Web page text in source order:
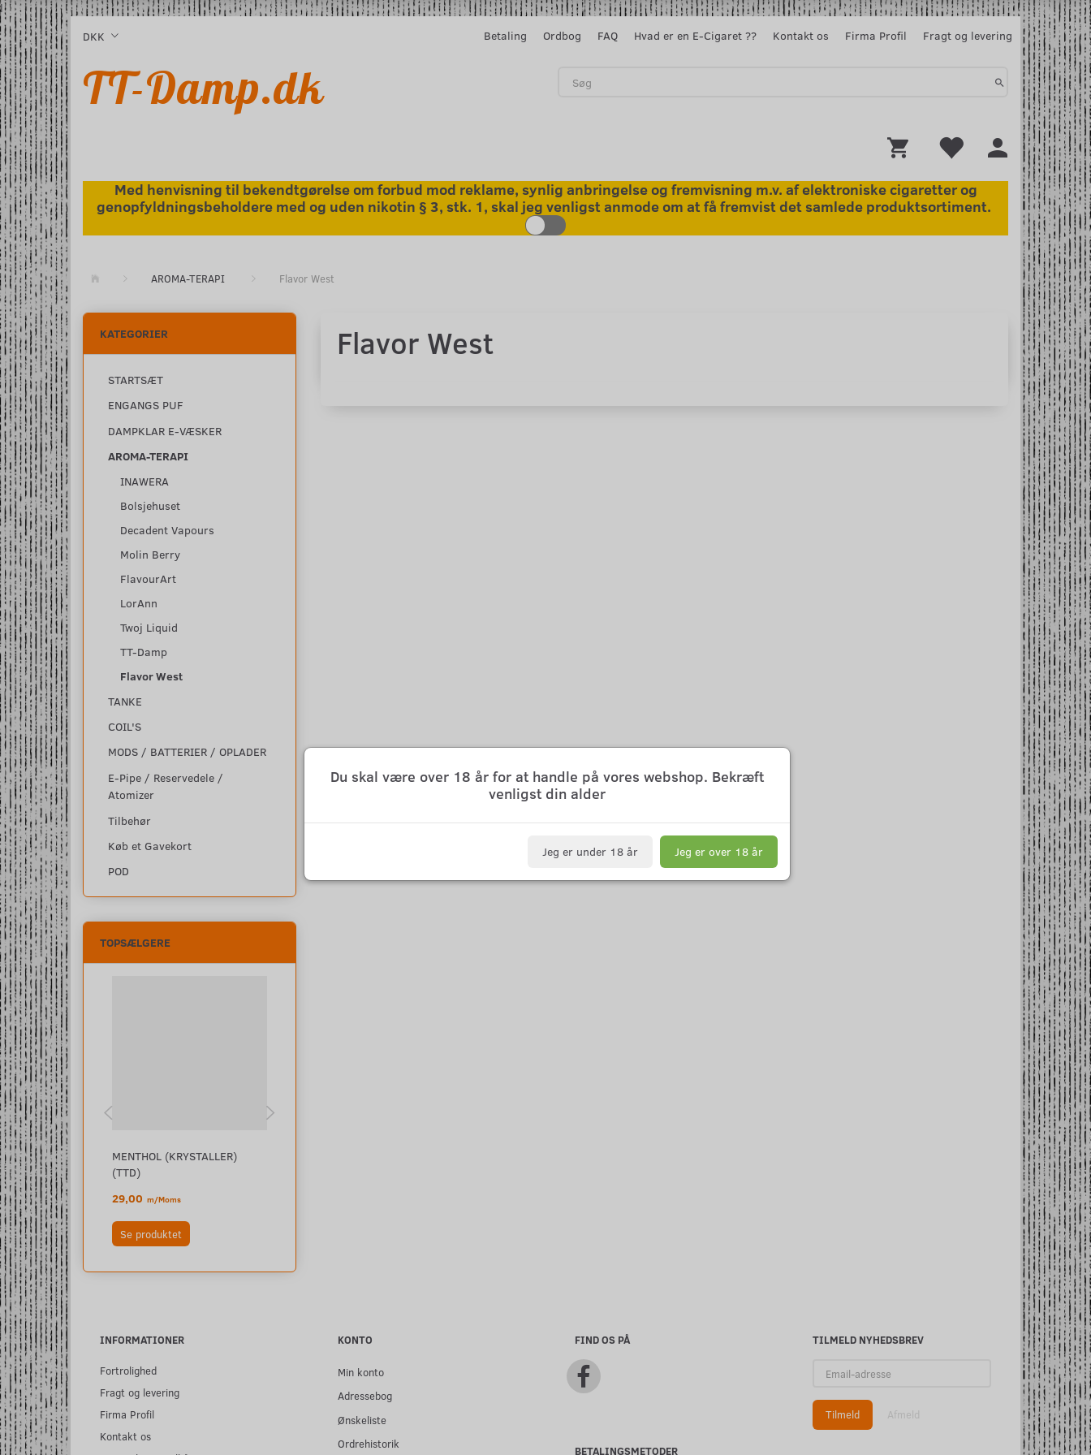
l
DKK
Fragt og levering
Firma Profil
Kontakt os
Hvad er en E-Cigaret ??
FAQ
Ordbog
Betaling
TT-Damp.dk
Med henvisning til bekendtgørelse om forbud mod reklame, synlig anbringelse og fremvisning m.v. af elektroniske cigaretter og
genopfyldningsbeholdere med og uden nikotin § 3, stk. 1, skal jeg venligst anmode om at få fremvist det samlede produktsortiment.
AROMA-TERAPI Flavor West
KATEGORIER
STARTSÆT
ENGANGS PUF
DAMPKLAR E-VÆSKER
AROMA-TERAPI
INAWERA
Bolsjehuset
Decadent Vapours
Molin Berry
FlavourArt
LorAnn
Twoj Liquid
TT-Damp
Flavor West
TANKE
COIL'S
MODS / BATTERIER / OPLADER
E-Pipe / Reservedele /
Atomizer
Tilbehør
Køb et Gavekort
POD
TOPSÆLGERE
MENTHOL (KRYSTALLER)
(TTD)
29,00 m/Moms
Se produktet
2 PUKLER (IW)
29,00m/Moms
Se produktet
Flavor West
INFORMATIONER
Fortrolighed
Fragt og levering
Firma Profil
Kontakt os
KONTO
Min konto
Adressebog
Ønskeliste
Ordrehistorik
FIND OS PÅ
BETALINGSMETODER
TILMELD NYHEDSBREV
adresse
Tilmeld Afmeld
Du skal være over 18 år for at handle på vores webshop. Bekræft
venligst din alder
Jeg er under 18 år Jeg er over 18 år